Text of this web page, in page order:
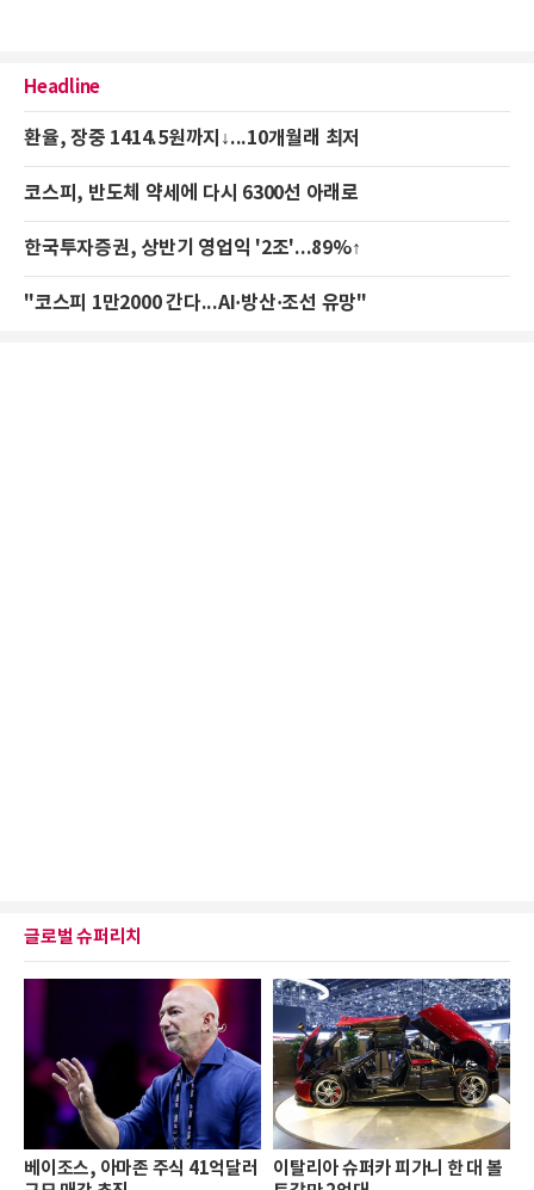
Headline
환율, 장중 1414.5원까지↓...10개월래 최저
코스피, 반도체 약세에 다시 6300선 아래로
한국투자증권, 상반기 영업익 '2조'...89%↑
"코스피 1만2000 간다...AI·방산·조선 유망"
글로벌 슈퍼리치
베이조스, 아마존 주식 41억달러
이탈리아 슈퍼카 피가니 한 대 볼